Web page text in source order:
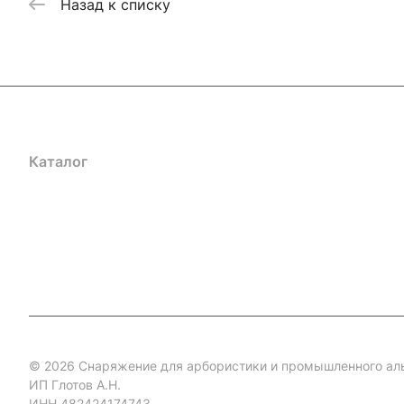
Назад к списку
Каталог
© 2026 Снаряжение для арбористики и промышленного
ИП Глотов А.Н.